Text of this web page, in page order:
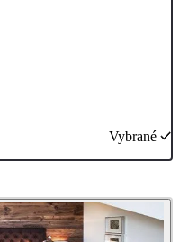
Vybrané